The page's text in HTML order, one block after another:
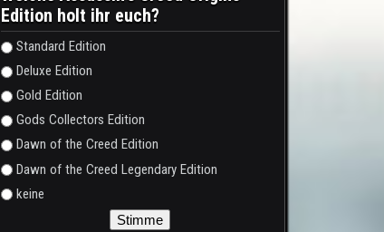
Edition holt ihr euch?
Auswahlmöglichkeiten
Standard Edition
Deluxe Edition
Gold Edition
Gods Collectors Edition
Dawn of the Creed Edition
Dawn of the Creed Legendary Edition
keine